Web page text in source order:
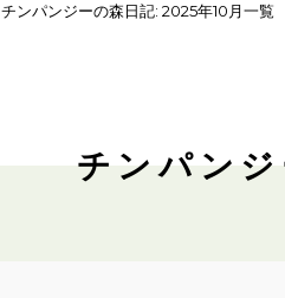
チンパンジーの森日記: 2025年10月一覧
チンパン